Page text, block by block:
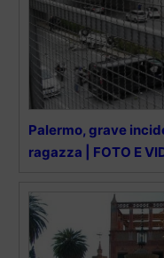
Palermo, grave
ragazza | FOTO E